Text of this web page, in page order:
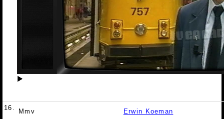
▶
16. Mmv Erwin Koeman